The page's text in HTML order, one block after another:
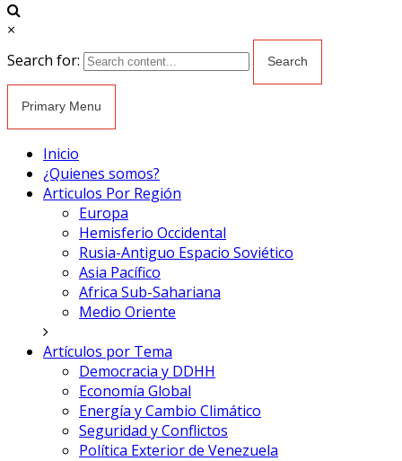
×
Search for:
Primary Menu
Inicio
¿Quienes somos?
Articulos Por Región
Europa
Hemisferio Occidental
Rusia-Antiguo Espacio Soviético
Asia Pacífico
Africa Sub-Sahariana
Medio Oriente
Artículos por Tema
Democracia y DDHH
Economía Global
Energía y Cambio Climático
Seguridad y Conflictos
Política Exterior de Venezuela